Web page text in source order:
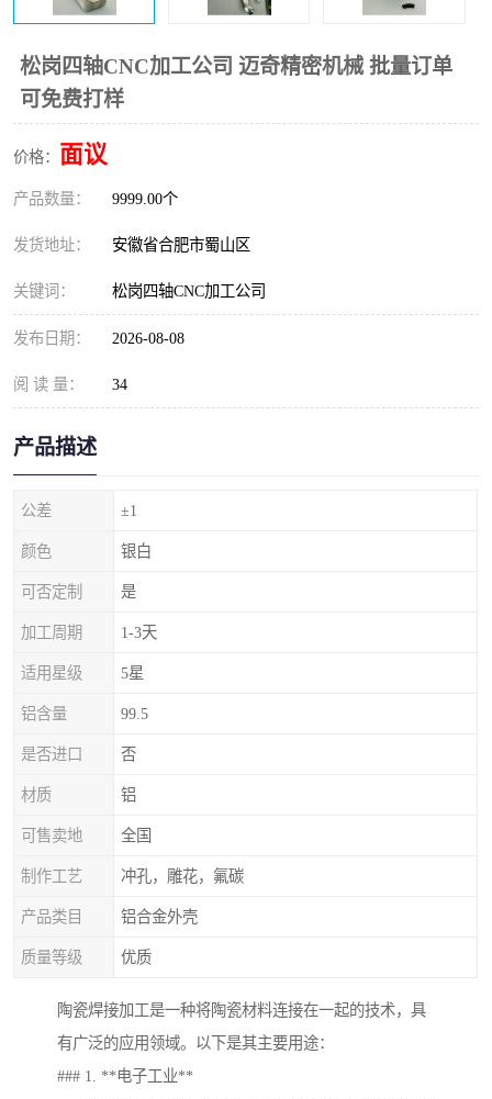
松岗四轴CNC加工公司 迈奇精密机械 批量订单
可免费打样
价格： 面议
产品数量： 9999.00个
发货地址： 安徽省合肥市蜀山区
关键词： 松岗四轴CNC加工公司
发布日期： 2026-08-08
阅 读 量： 34
产品描述
公差 ±1
颜色 银白
可否定制 是
加工周期 1-3天
适用星级 5星
铝含量 99.5
是否进口 否
材质 铝
可售卖地 全国
制作工艺 冲孔，雕花，氟碳
产品类目 铝合金外壳
质量等级 优质
陶瓷焊接加工是一种将陶瓷材料连接在一起的技术，具
有广泛的应用领域。以下是其主要用途：
### 1. **电子工业**